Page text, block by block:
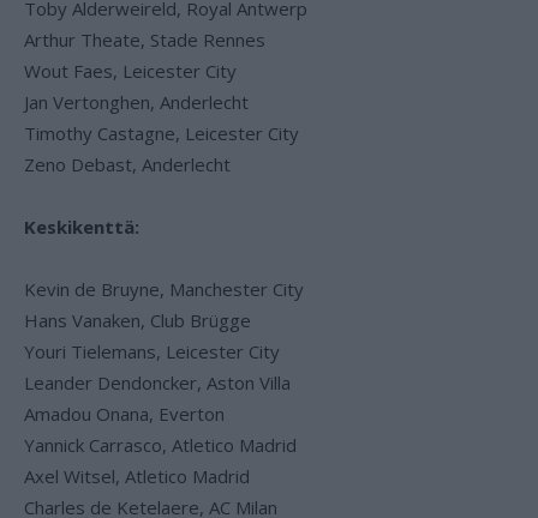
Toby Alderweireld, Royal Antwerp
Arthur Theate, Stade Rennes
Wout Faes, Leicester City
Jan Vertonghen, Anderlecht
Timothy Castagne, Leicester City
Zeno Debast, Anderlecht
Keskikenttä:
Kevin de Bruyne, Manchester City
Hans Vanaken, Club Brügge
Youri Tielemans, Leicester City
Leander Dendoncker, Aston Villa
Amadou Onana, Everton
Yannick Carrasco, Atletico Madrid
Axel Witsel, Atletico Madrid
Charles de Ketelaere, AC Milan